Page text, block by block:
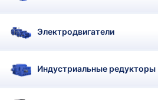
Электродвигатели
Индустриальные редукторы